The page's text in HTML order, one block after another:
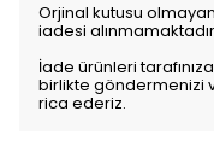
Orjinal kutusu
iadesi
İade ürünleri
birlikte göndermenizi
rica ederiz.